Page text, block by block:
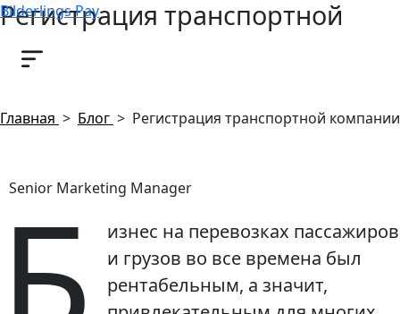
Bilderlings Pay
Регистрация транспортной
компании
Главная > Блог > Регистрация транспортной компании
Senior Marketing Manager
изнес на перевозках пассажиров
и грузов во все времена был
рентабельным, а значит,